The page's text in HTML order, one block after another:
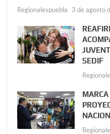
Regionalespuebla 3 de agosto
SEDIF